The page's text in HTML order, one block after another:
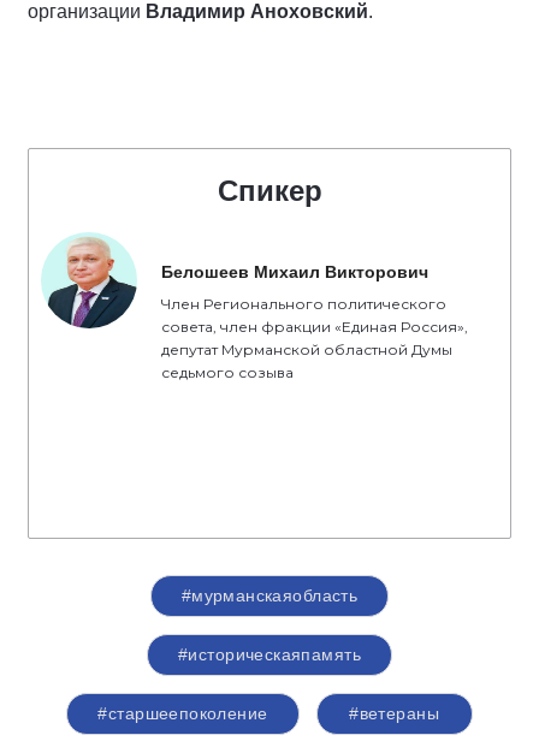
организации Владимир Аноховский.
Спикер
Белошеев Михаил Викторович
Член Регионального политического
совета, член фракции «Единая Россия»,
депутат Мурманской областной Думы
седьмого созыва
#мурманскаяобласть
#историческаяпамять
#старшеепоколение #ветераны